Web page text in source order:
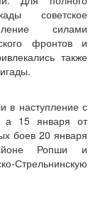
советское
силами
фронтов и
также
в наступление с
а 15 января от
боев 20 января
Ропши и
Стрельнинскую